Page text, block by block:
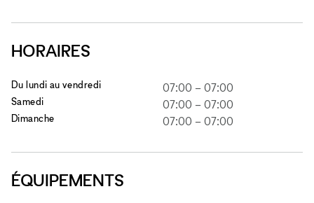
HORAIRES
Du lundi au vendredi 07:00 – 07:00
Samedi 07:00 – 07:00
Dimanche 07:00 – 07:00
ÉQUIPEMENTS